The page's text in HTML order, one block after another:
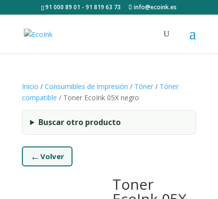
91 000 89 01 - 91 819 63 73 info@ecoink.es
Inicio / Consumibles de impresión / Tóner/ Tóner
compatible / Toner EcoInk 05X negro
Buscar otro producto
← Volver
Toner